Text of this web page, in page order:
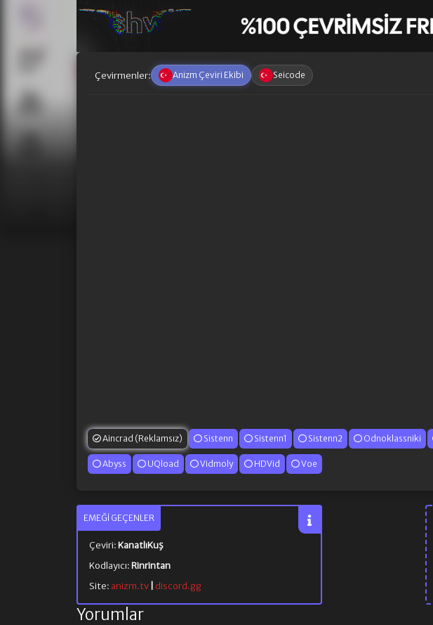
Çevirmenler: Anizm Çeviri Ekibi Seicode
Aincrad (Reklamsız) Sistenn Sistenn1 Sistenn2 Odnoklassniki
Abyss UQload Vidmoly HDVid Voe
EMEĞI GEÇENLER
Çeviri:KanatlıKuş
Kodlayıcı:Rinrintan
Site: anizm.tv| discord.gg
Yorumlar